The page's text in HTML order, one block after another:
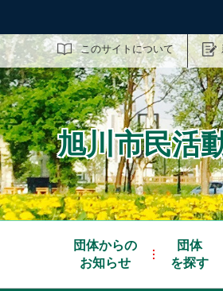
このサイトについて
サイト内検索
旭川市民活
団体からの
お知らせ
団体
を探す